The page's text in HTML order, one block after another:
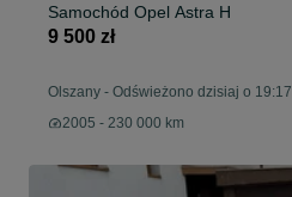
Samochód Opel Astra H
9 500 zł
Olszany - Odświeżono dzisiaj o 19:17
2005 - 230 000 km